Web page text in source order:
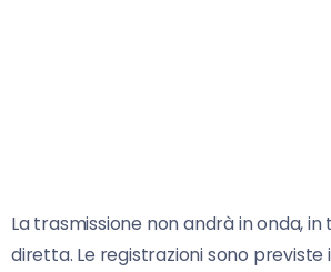
La trasmissione non andrà in onda, in
diretta. Le registrazioni sono previste il